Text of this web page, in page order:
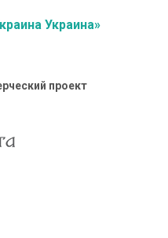
Украина»
проект